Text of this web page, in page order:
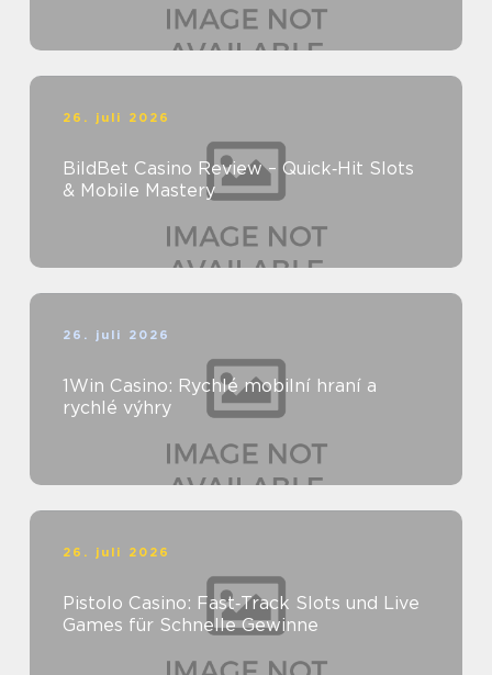
26. juli 2026
BildBet Casino Review – Quick‑Hit Slots
& Mobile Mastery
26. juli 2026
1Win Casino: Rychlé mobilní hraní a
rychlé výhry
26. juli 2026
Pistolo Casino: Fast‑Track Slots und Live
Games für Schnelle Gewinne